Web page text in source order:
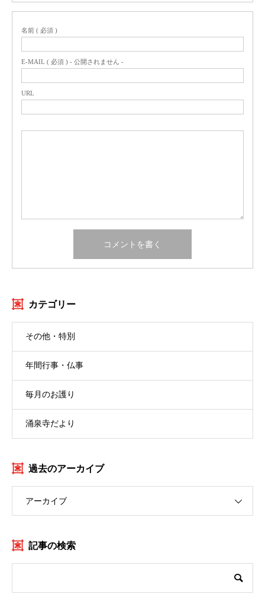
名前 ( 必須 )
E-MAIL ( 必須 ) - 公開されません -
URL
カテゴリー
その他・特別
年間行事・仏事
毎月のお護り
涌泉寺だより
過去のアーカイブ
アーカイブ
記事の検索